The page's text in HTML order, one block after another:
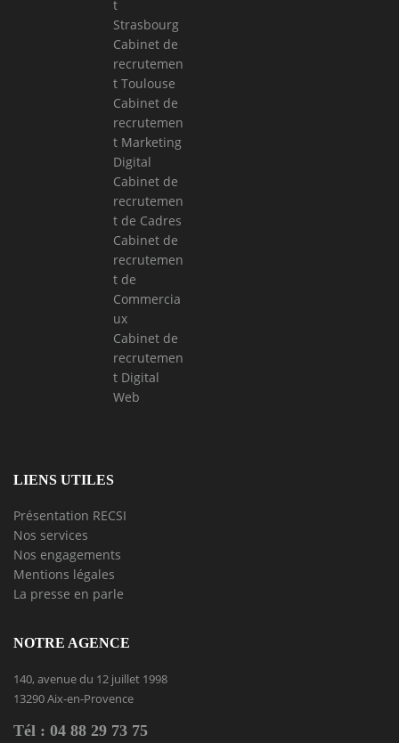
t
Strasbourg
Cabinet de
recrutemen
t Toulouse
Cabinet de
recrutemen
t Marketing
Digital
Cabinet de
recrutemen
t de Cadres
Cabinet de
recrutemen
t de
Commercia
ux
Cabinet de
recrutemen
t Digital
Web
LIENS UTILES
Présentation RECSI
Nos services
Nos engagements
Mentions légales
La presse en parle
NOTRE AGENCE
140, avenue du 12 juillet 1998
13290 Aix-en-Provence
Tél : 04 88 29 73 75